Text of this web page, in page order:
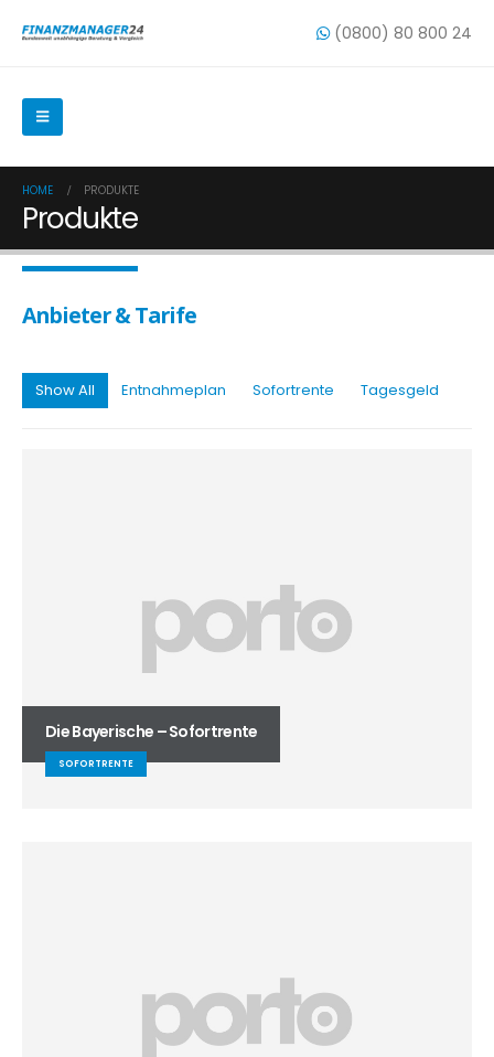
(0800) 80 800 24
HOME PRODUKTE
Produkte
Anbieter & Tarife
Show All Entnahmeplan Sofortrente Tagesgeld
Die Bayerische – Sofortrente
SOFORTRENTE